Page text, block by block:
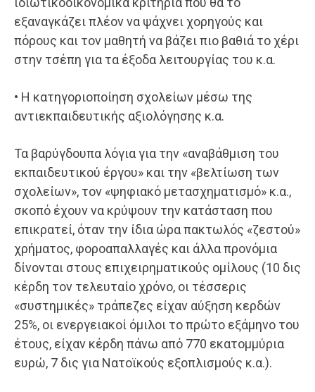
εξαναγκάζει πλέον να ψάχνει χορηγούς και
πόρους και τον μαθητή να βάζει πιο βαθιά το χέρι
στην τσέπη για τα έξοδα λειτουργίας του κ.α.
• Η κατηγοριοποίηση σχολείων μέσω της
αντιεκπαιδευτικής αξιολόγησης κ.α.
Τα βαρύγδουπα λόγια για την «αναβάθμιση του
εκπαιδευτικού έργου» και την «βελτίωση των
σχολείων», τον «ψηφιακό μετασχηματισμό» κ.α.,
σκοπό έχουν να κρύψουν την κατάσταση που
επικρατεί, όταν την ίδια ώρα πακτωλός «ζεστού»
χρήματος, φοροαπαλλαγές και άλλα προνόμια
δίνονται στους επιχειρηματικούς ομίλους (10 δις
κέρδη τον τελευταίο χρόνο, οι τέσσερις
«συστημικές» τράπεζες είχαν αύξηση κερδών
25%, οι ενεργειακοί όμιλοι το πρώτο εξάμηνο του
έτους, είχαν κέρδη πάνω από 770 εκατομμύρια
ευρώ, 7 δις για Νατοϊκούς εξοπλισμούς κ.α.).